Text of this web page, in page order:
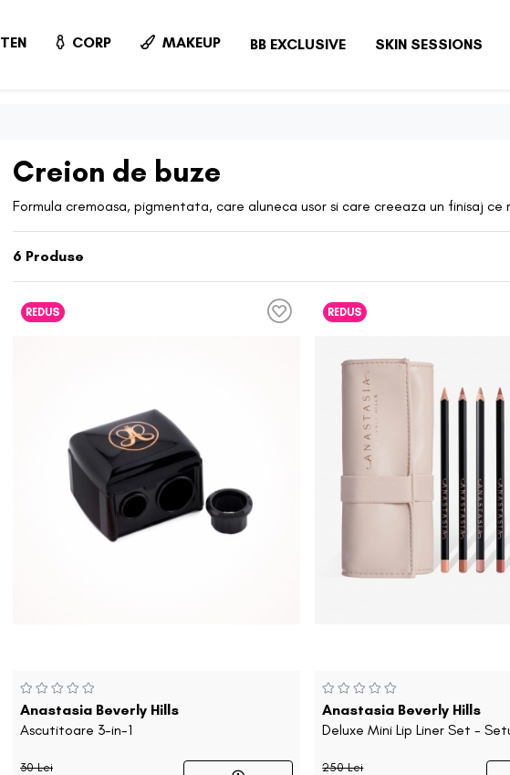
TEN CORP MAKEUP BB EXCLUSIVE SKIN SESSIONS
Creion de buze
Formula cremoasa, pigmentata, care aluneca usor si care creeaza un finisaj ce
6 Produse
REDUS
Anastasia Beverly Hills
Ascutitoare 3-in-1
30 Lei
REDUS
Anastasia Beverly Hills
Deluxe Mini Lip Liner Set -
250 Lei